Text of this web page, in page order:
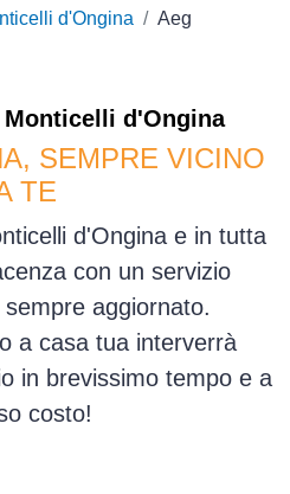
d'Ongina Aeg
Monticelli d'Ongina
SEMPRE VICINO
TE
d'Ongina e in tutta
con un servizio
aggiornato.
a casa tua interverrà
in brevissimo tempo e a
costo!